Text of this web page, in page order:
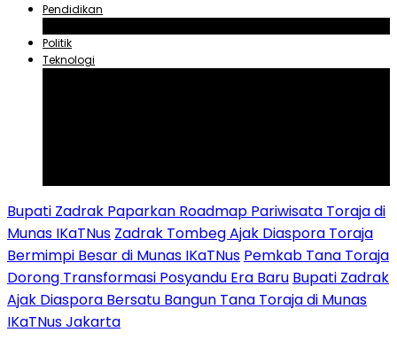
Pendidikan
Politik
Teknologi
Bupati Zadrak Paparkan Roadmap Pariwisata Toraja di
Munas IKaTNus Zadrak Tombeg Ajak Diaspora Toraja
Bermimpi Besar di Munas IKaTNus Pemkab Tana Toraja
Dorong Transformasi Posyandu Era Baru Bupati Zadrak
Ajak Diaspora Bersatu Bangun Tana Toraja di Munas
IKaTNus Jakarta